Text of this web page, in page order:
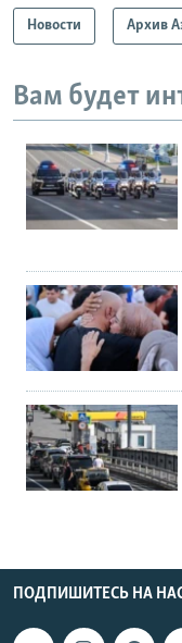
Новости Архив
Вам будет
ПОДПИШИТЕСЬ НА